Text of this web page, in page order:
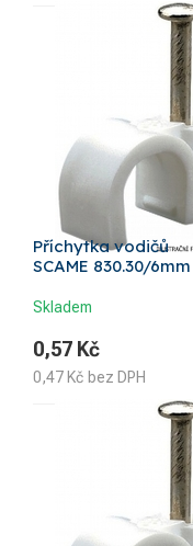
Příchytka vodičů
SCAME 830.30/6mm
Skladem
0,57 Kč
0,47 Kč bez DPH